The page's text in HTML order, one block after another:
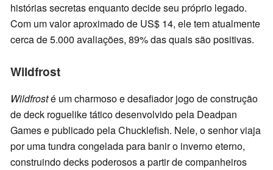
histórias secretas enquanto decide seu próprio legado.
Com um valor aproximado de US$ 14, ele tem atualmente
cerca de 5.000 avaliações, 89% das quais são positivas.
Wildfrost
Wildfrosté um charmoso e desafiador jogo de construção
de deck roguelike tático desenvolvido pela Deadpan
Games e publicado pela Chucklefish. Nele, o senhor viaja
por uma tundra congelada para banir o inverno eterno,
construindo decks poderosos a partir de companheiros